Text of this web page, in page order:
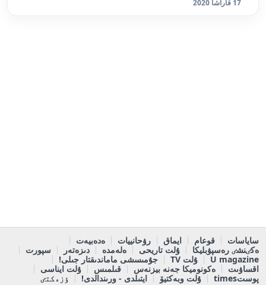
17 قاراشا 2020
ساياسات قوعام ايماق رۋحانييات
ەدەبيەت
ەكٸنشٸ رەسپۋبليكا
ۇلت تاريحى ەلەمدە دىزەتەر
سپورت
U magazine
ۇلت TV
جۇمىسشى ماماندىقتار جىلى!
اقساۋىت
ەكونوميكا جەنە بيزنەس قىلمىس
ۇلت ايناسى
پوستtimes
ۇلت وبەكتيۆ ايتىلدى - ورىندالدى! ٶزەكتٸ